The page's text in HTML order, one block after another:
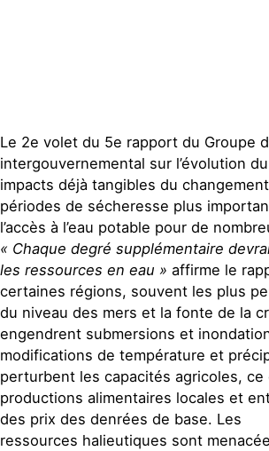
Le 2e volet du 5e rapport du Groupe
intergouvernemental sur l’évolution
impacts déjà tangibles du
périodes de sécheresse plus
l’accès à l’eau potable pour de
« Chaque degré supplémentaire
les ressources en eau » affirme le
certaines régions, souvent les plus
du niveau des mers et la fonte de la
engendrent submersions et
modifications de température et
perturbent les capacités agricoles,
productions alimentaires locales et
des prix des denrées de base. Les
ressources halieutiques sont